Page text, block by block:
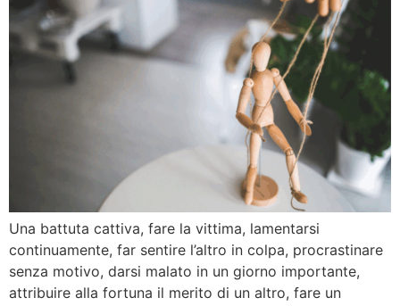
Una battuta cattiva, fare la vittima, lamentarsi
continuamente, far sentire l’altro in colpa, procrastinare
senza motivo, darsi malato in un giorno importante,
attribuire alla fortuna il merito di un altro, fare un